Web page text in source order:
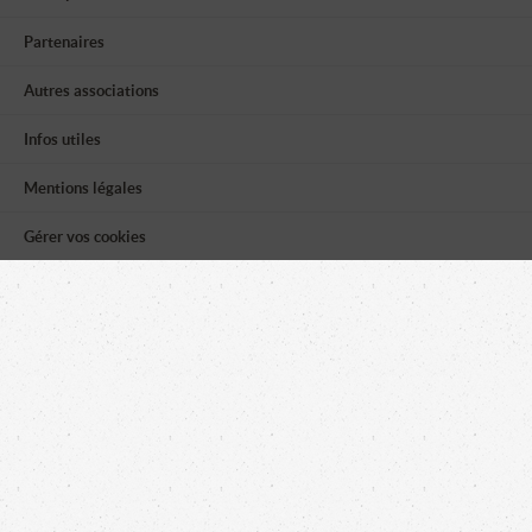
Partenaires
Autres associations
Infos utiles
Mentions légales
Gérer vos cookies